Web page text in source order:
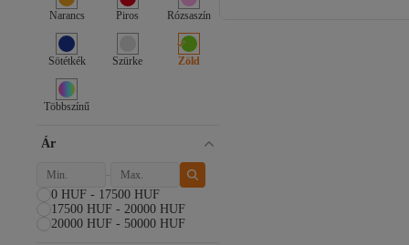
Narancs Piros Rózsaszín
Sötétkék Szürke Zöld
Többszínű
Ár
0 HUF - 17500 HUF
17500 HUF - 20000 HUF
20000 HUF - 50000 HUF